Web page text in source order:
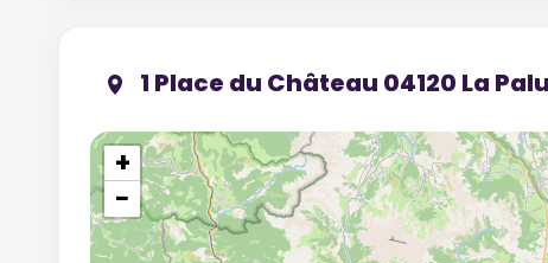
1 Place du Château 04120 La
+
−